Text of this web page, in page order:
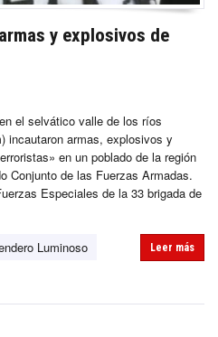
y explosivos de
el selvático valle de los ríos
incautaron armas, explosivos y
en un poblado de la región
Conjunto de las Fuerzas Armadas.
Especiales de la 33 brigada de
Luminoso
Leer más